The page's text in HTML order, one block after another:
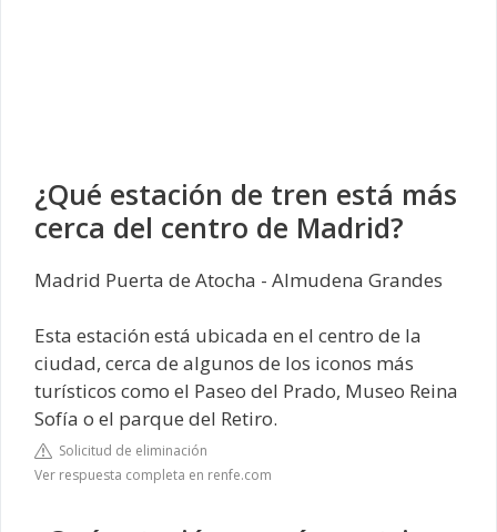
¿Qué estación de tren está más
cerca del centro de Madrid?
Madrid Puerta de Atocha - Almudena Grandes
Esta estación está ubicada en el centro de la
ciudad, cerca de algunos de los iconos más
turísticos como el Paseo del Prado, Museo Reina
Sofía o el parque del Retiro.
Solicitud de eliminación
Ver respuesta completa en renfe.com